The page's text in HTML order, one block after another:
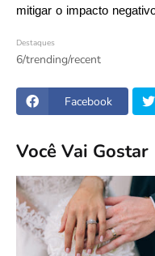
mitigar o impacto
Destaques
6/trending/recent
Facebook
Você Vai Gostar